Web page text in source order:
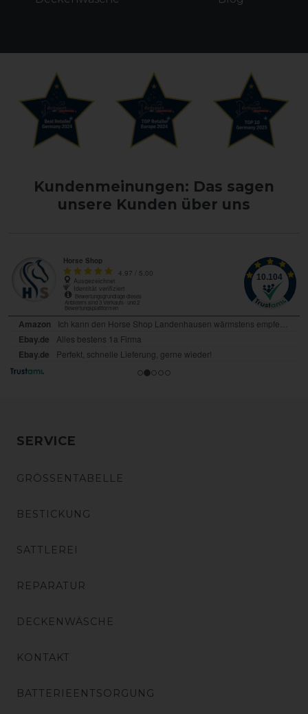
Kundenmeinungen: Das sagen
unsere Kunden über uns
SERVICE
GRÖSSENTABELLE
BESTICKUNG
SATTLEREI
REPARATUR
DECKENWÄSCHE
KONTAKT
BATTERIEENTSORGUNG